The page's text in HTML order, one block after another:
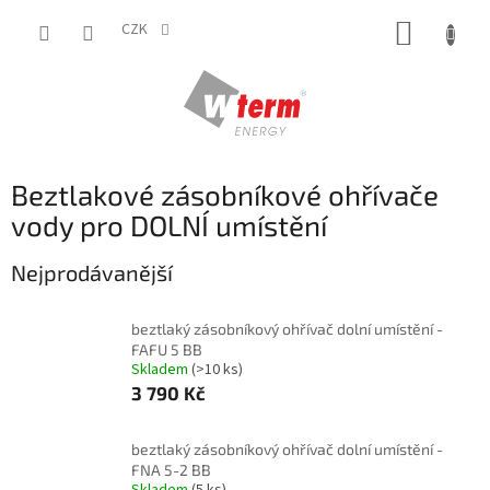
CZK
Beztlakové zásobníkové ohřívače
vody pro DOLNÍ umístění
Nejprodávanější
beztlaký zásobníkový ohřívač dolní umístění -
FAFU 5 BB
Skladem (>10 ks)
3 790 Kč
beztlaký zásobníkový ohřívač dolní umístění -
FNA 5-2 BB